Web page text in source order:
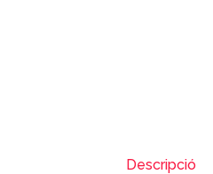
Descripció